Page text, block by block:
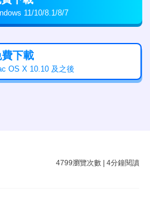
11/10/8.1/8/7
下載
OS X 10.10 及之後
4799瀏覽次數 |4分鐘閱讀